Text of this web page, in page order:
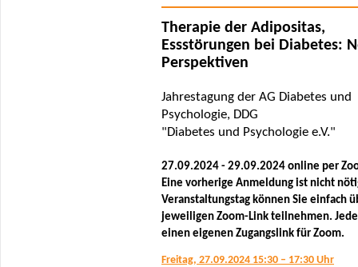
Therapie der Adipositas,
Essstörungen bei Diabetes:
Perspektiven
Jahrestagung der AG Diabetes und
Psychologie, DDG
"Diabetes und Psychologie e.V."
27.09.2024 - 29.09.2024 online per
Eine vorherige Anmeldung ist nicht
Veranstaltungstag können Sie einfach
jeweiligen Zoom-Link teilnehmen.
einen eigenen Zugangslink für Zoom.
Freitag, 27.09.2024 15:30 – 17:30 Uhr